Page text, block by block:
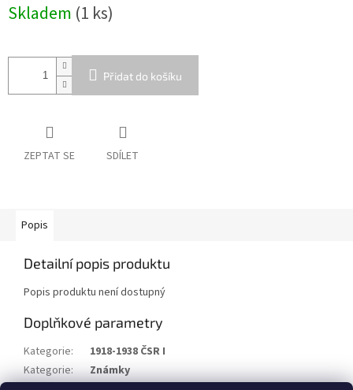
cena:
Skladem (1 ks)
Přidat do košíku
ZEPTAT SE SDÍLET
Popis
Detailní popis produktu
Popis produktu není dostupný
Doplňkové parametry
Kategorie:
1918-1938 ČSR I
Kategorie:
Známky